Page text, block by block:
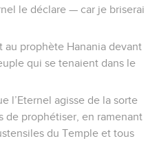
le déclare — car je briserai
prophète Hanania devant
qui se tenaient dans le
l’Eternel agisse de la sorte
de prophétiser, en ramenant
du Temple et tous